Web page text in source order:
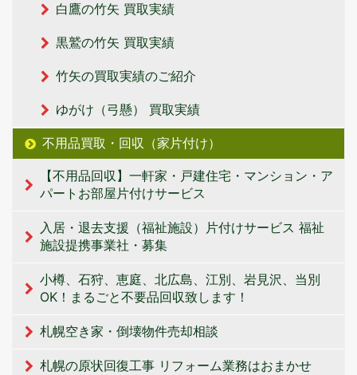
白鷹の竹矢 買取実績
黒鷲の竹矢 買取実績
竹矢の買取実績のご紹介
ゆがけ（弓懸） 買取実績
不用品買取・回収（家片付け）
【不用品回収】一軒家・戸建住宅・マンション・ア
パートお部屋片付けサービス
入居・退去支援（福祉施設）片付けサービス 福祉
施設提携事業社・募集
小樽、石狩、恵庭、北広島、江別、岩見沢、当別
OK！まるごと不要品回収致します！
札幌空き家・倒壊物件売却相談
札幌の原状回復工事 リフォーム業務はおまかせ